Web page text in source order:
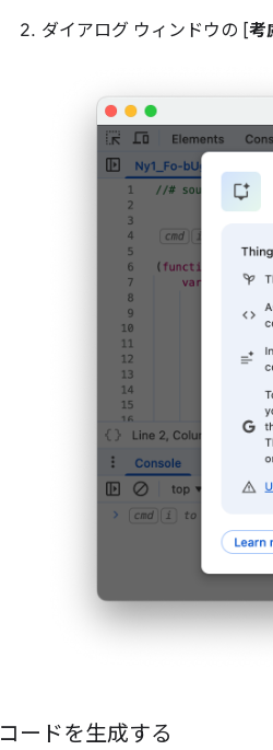
ダイアログ ウィンドウの [考
コードを生成する